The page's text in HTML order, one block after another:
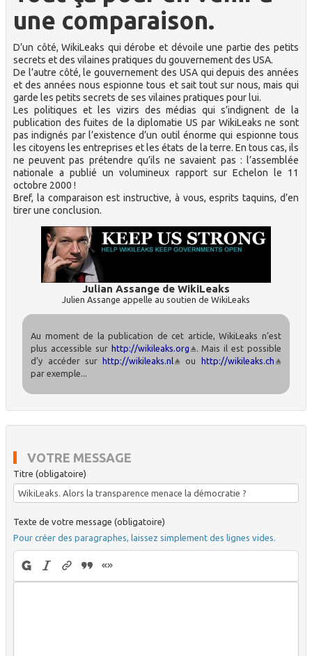
une comparaison.
D’un côté, WikiLeaks qui dérobe et dévoile une partie des petits
secrets et des vilaines pratiques du gouvernement des USA.
De l’autre côté, le gouvernement des USA qui depuis des années
et des années nous espionne tous et sait tout sur nous, mais qui
garde les petits secrets de ses vilaines pratiques pour lui.
Les politiques et les vizirs des médias qui s’indignent de la
publication des fuites de la diplomatie US par WikiLeaks ne sont
pas indignés par l’existence d’un outil énorme qui espionne tous
les citoyens les entreprises et les états de la terre. En tous cas, ils
ne peuvent pas prétendre qu’ils ne savaient pas : l’assemblée
nationale a publié un volumineux rapport sur Echelon le 11
octobre 2000 !
Bref, la comparaison est instructive, à vous, esprits taquins, d’en
tirer une conclusion.
Julian Assange de WikiLeaks
Julien Assange appelle au soutien de WikiLeaks
Au moment de la publication de cet article, WikiLeaks n’est
plus accessible sur http://wikileaks.org
. Mais il est possible
d’y accéder surhttp://wikileaks.nl ou http://wikileaks.ch
par exemple...
VOTRE MESSAGE
Titre (obligatoire)
Texte de votre message (obligatoire)
Pour créer des paragraphes, laissez simplement des lignes vides.